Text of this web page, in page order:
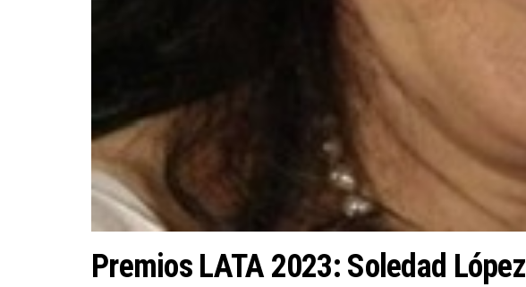
Premios LATA 2023: Soledad López